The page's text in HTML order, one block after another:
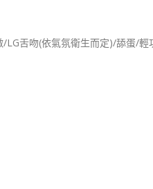
舌吻(依氣氛衛生而定)/舔蛋/輕